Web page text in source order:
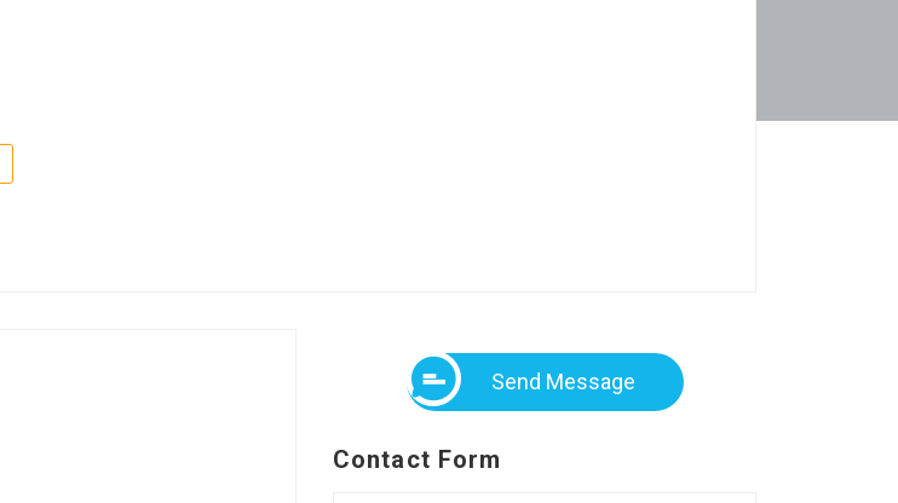
Send Message
Contact Form